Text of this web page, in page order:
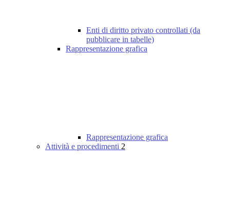
Enti di diritto privato controllati (da
pubblicare in tabelle)
Rappresentazione grafica
Rappresentazione grafica
Attività e procedimenti 2